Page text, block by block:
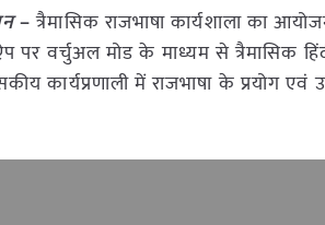
–त्रैमासिक राजभाषा कार्यशाला का
वर्चुअल मोड के माध्यम से त्रैमासिक
कार्यप्रणाली में राजभाषा के प्रयोग एवं